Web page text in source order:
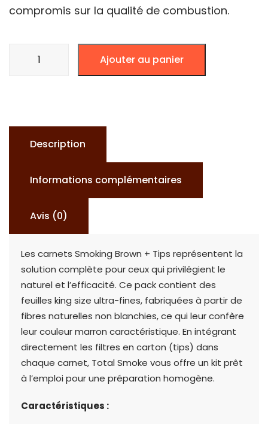
compromis sur la qualité de combustion.
FILTERS
Ajouter au panier
Description
Informations complémentaires
Avis (0)
Les carnets Smoking Brown + Tips représentent la
solution complète pour ceux qui privilégient le
naturel et l’efficacité. Ce pack contient des
feuilles king size ultra-fines, fabriquées à partir de
fibres naturelles non blanchies, ce qui leur confère
leur couleur marron caractéristique. En intégrant
directement les filtres en carton (tips) dans
chaque carnet, Total Smoke vous offre un kit prêt
à l’emploi pour une préparation homogène.
Caractéristiques :